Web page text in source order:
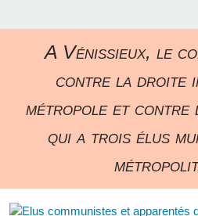
A Vénissieux, le
contre la droite
métropole et contre
qui a trois élus